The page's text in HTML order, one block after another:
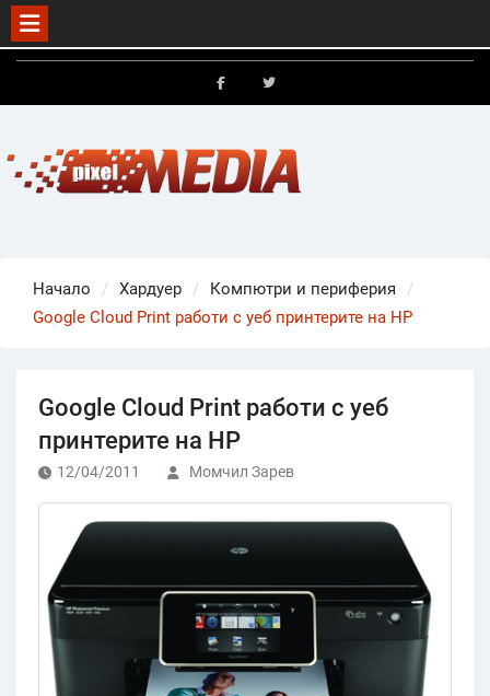
Skip
Начало Хардуер
Компютри и периферия
Google Cloud Print работи с уеб принтерите на HP
Google Cloud Print работи с уеб
принтерите на HP
12/04/2011 Момчил Зарев